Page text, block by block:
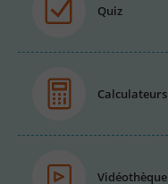
Quiz
Calculateurs
Vidéothèque